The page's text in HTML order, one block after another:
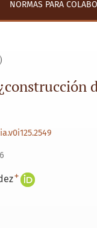
NORMAS PARA
+